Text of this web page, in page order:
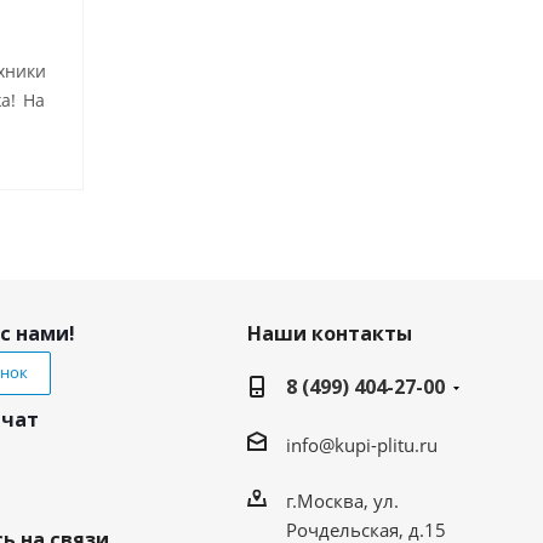
На
нами!
Наши контакты
8 (499) 404-27-00
info@kupi-plitu.ru
г.Москва, ул.
Рочдельская, д.15